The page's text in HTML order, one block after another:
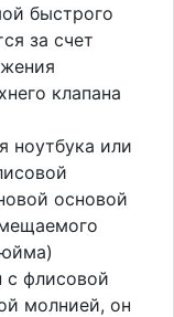
быстрого
за счет
клапана
ноутбука или
основой
с флисовой
молнией, он